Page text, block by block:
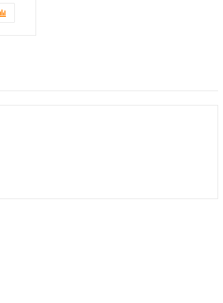
Розміри: 500-1200х100х12; 1000х90х15; 1000х90х12; 1000х900х12; 780/980/1180х120х13;